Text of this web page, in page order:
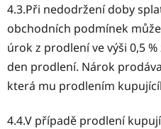
4.3.Při nedodržení doby
obchodních podmínek
úrok z prodlení ve výši 0,5
den prodlení. Nárok
která mu prodlením
4.4.V případě prodlení